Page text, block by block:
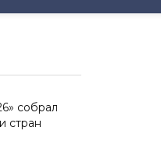
собрал
стран